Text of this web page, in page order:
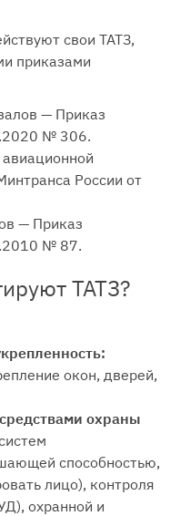
свои ТАТЗ,
приказами
— Приказ
№ 306.
России от
— Приказ
№ 87.
ТАТЗ?
окон, дверей,
охраны
способностью,
лицо), контроля
охранной и